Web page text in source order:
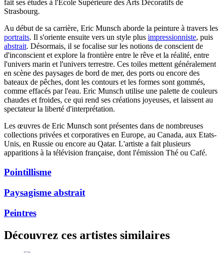
fait ses études à l'Ecole Supérieure des Arts Décoratifs de
Strasbourg.
Au début de sa carrière, Eric Munsch aborde la peinture à travers les
portraits. Il s'oriente ensuite vers un style plus impressionniste, puis
abstrait. Désormais, il se focalise sur les notions de conscient de
d'inconscient et explore la frontière entre le rêve et la réalité, entre
l'univers marin et l'univers terrestre. Ces toiles mettent généralement
en scène des paysages de bord de mer, des ports ou encore des
bateaux de pêches, dont les contours et les formes sont gommés,
comme effacés par l'eau. Eric Munsch utilise une palette de couleurs
chaudes et froides, ce qui rend ses créations joyeuses, et laissent au
spectateur la liberté d'interprétation.
Les œuvres de Eric Munsch sont présentes dans de nombreuses
collections privées et corporatives en Europe, au Canada, aux Etats-
Unis, en Russie ou encore au Qatar. L'artiste a fait plusieurs
apparitions à la télévision française, dont l'émission Thé ou Café.
Pointillisme
Paysagisme abstrait
Peintres
Découvrez ces artistes similaires